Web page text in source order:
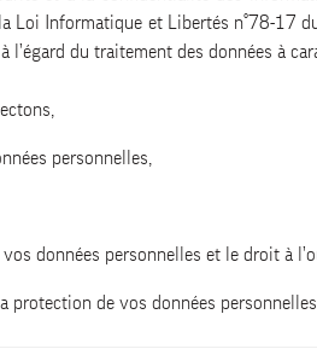
Loi Informatique et Libertés n°78-
du traitement des données à
personnelles,
données personnelles et le droit à
protection de vos données personnelles.